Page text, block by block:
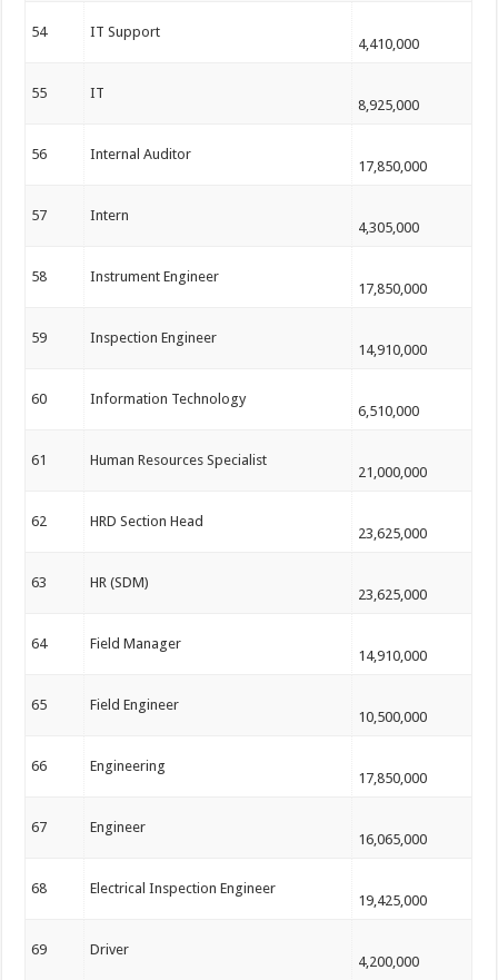
54 IT Support
4,410,000
55 IT
8,925,000
56 Internal Auditor
17,850,000
57 Intern
4,305,000
58 Instrument Engineer
17,850,000
59 Inspection Engineer
14,910,000
60 Information Technology
6,510,000
61 Human Resources Specialist
21,000,000
62 HRD Section Head
23,625,000
63 HR (SDM)
23,625,000
64 Field Manager
14,910,000
65 Field Engineer
10,500,000
66 Engineering
17,850,000
67 Engineer
16,065,000
68 Electrical Inspection Engineer
19,425,000
69 Driver
4,200,000